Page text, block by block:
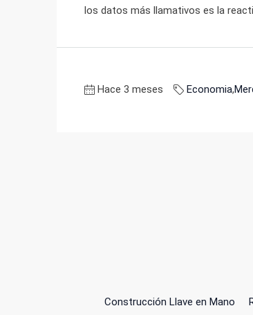
los datos más llamativos es la
Hace 3 meses Economia,
Construcción Llave en Mano